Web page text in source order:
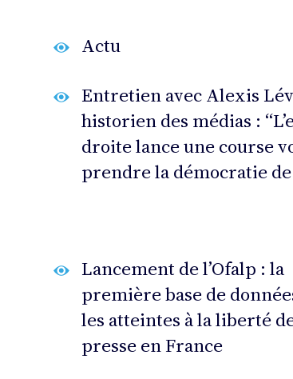
Actu
Entretien avec Alexis
historien des médias :
droite lance une course
prendre la démocratie de
Lancement de l’Ofalp : la
première base de
les atteintes à la liberté
presse en France